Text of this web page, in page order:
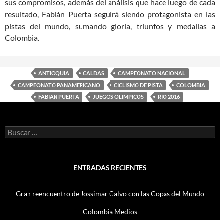
sus compromisos, además del análisis que hace luego de cada
resultado, Fabián Puerta seguirá siendo protagonista en las
pistas del mundo, sumando gloria, triunfos y medallas a
Colombia.
ANTIOQUIA CALDAS
CAMPEONATO NACIONAL
CAMPEONATO PANAMERICANO
CICLISMO DE PISTA
COLOMBIA
FABIÁN PUERTA
JUEGOS OLÍMPICOS RIO 2016
Buscar:
ENTRADAS RECIENTES
Gran reencuentro de Jossimar Calvo con las Copas del Mundo
Colombia Medios